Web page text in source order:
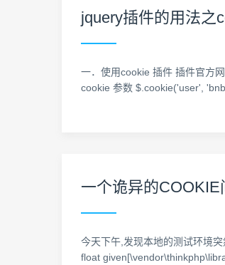
jquery插件的用法之
一．使用cookie 插件 插件官方
cookie 参数 $.cookie('user',
一个诡异的COOKIE
今天下午,发现本地的测试环境
float